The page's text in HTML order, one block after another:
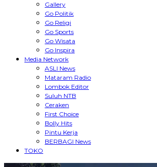
Gallery
Go Politik
Go Religi
Go Sports
Go Wisata
Go Inspira
Media Network
ASLI News
Mataram Radio
Lombok Editor
Suluh NTB
Ceraken
First Choice
Bolly Hits
Pintu Kerja
BERBAGI News
TOKO